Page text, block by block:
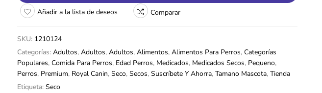
Añadir a la lista de deseos Comparar
SKU: 1210124
Categorías: Adultos, Adultos, Adultos, Alimentos, Alimentos Para Perros, Categorías
Populares, Comida Para Perros, Edad Perros, Medicados, Medicados Secos, Pequeno,
Perros, Premium, Royal Canin, Seco, Secos, Suscríbete Y Ahorra, Tamano Mascota, Tienda
Etiqueta: Seco